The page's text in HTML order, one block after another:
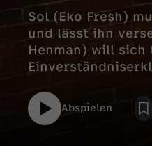
Sol (Eko Fresh)
und lässt ihn
Henman) will
Abspielen